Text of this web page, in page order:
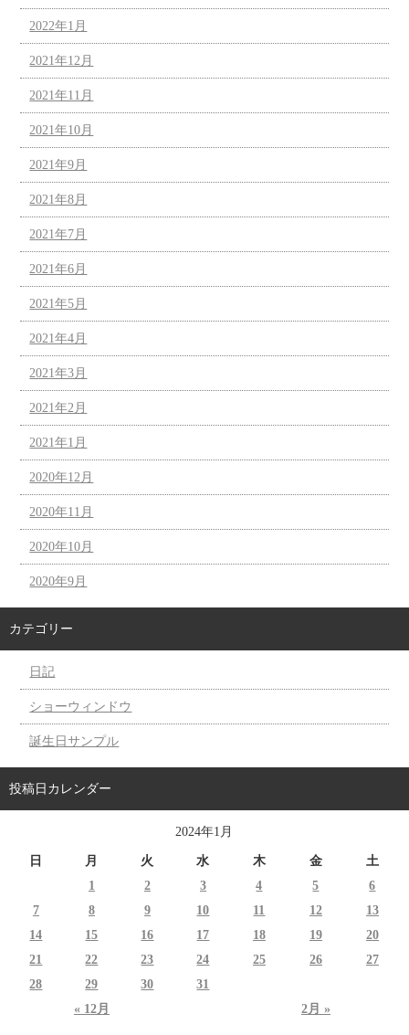
2022年1月
2021年12月
2021年11月
2021年10月
2021年9月
2021年8月
2021年7月
2021年6月
2021年5月
2021年4月
2021年3月
2021年2月
2021年1月
2020年12月
2020年11月
2020年10月
2020年9月
カテゴリー
日記
ショーウィンドウ
誕生日サンプル
投稿日カレンダー
2024年1月
日 月 火 水 木 金 土
« 12月 2月 »
1 2 3 4 5
6
7
8 9 10 11 12
13
14
15 16 17 18 19
20
21
22 23 24 25 26
27
28
29 30 31